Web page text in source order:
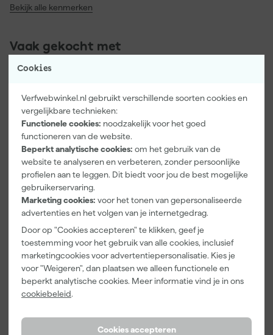
Cookies
Verfwebwinkel.nl gebruikt verschillende soorten cookies en
vergelijkbare technieken:
Functionele cookies: noodzakelijk voor het goed
functioneren van de website.
Beperkt analytische cookies: om het gebruik van de
website te analyseren en verbeteren, zonder persoonlijke
profielen aan te leggen. Dit biedt voor jou de best mogelijke
gebruikerservaring.
Marketing cookies: voor het tonen van gepersonaliseerde
advertenties en het volgen van je internetgedrag.
Door op "Cookies accepteren" te klikken, geef je
toestemming voor het gebruik van alle cookies, inclusief
marketingcookies voor advertentiepersonalisatie. Kies je
voor "Weigeren", dan plaatsen we alleen functionele en
beperkt analytische cookies. Meer informatie vind je in ons
cookiebeleid.
Cookies accepteren
Bekijk alle kenmerken
Vaak gekocht met
Paintura
Lucamax
Washi tape -
50mx24mm
Maandag
bezorgd
3,99
Farrow & Ball
Kleurenwaaie
r
Maandag
bezorgd
Go!Paint Roll
Verfbak -
12cm Roller -
0,5L + 5
Inzetbakken
Maandag
bezorgd